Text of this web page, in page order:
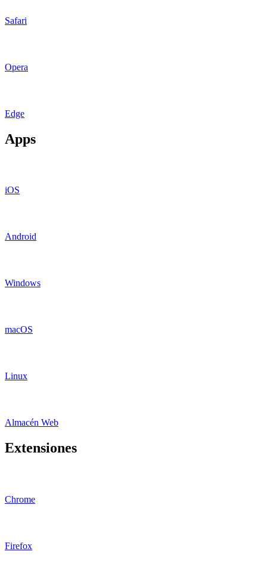
Safari
Opera
Edge
Apps
iOS
Android
Windows
macOS
Linux
Almacén Web
Extensiones
Chrome
Firefox